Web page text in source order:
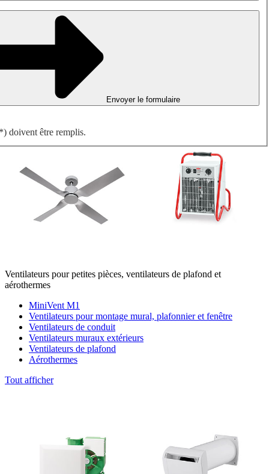
Ventilateurs pour petites pièces, ventilateurs de plafond et
aérothermes
MiniVent M1
Ventilateurs pour montage mural, plafonnier et fenêtre
Ventilateurs de conduit
Ventilateurs muraux extérieurs
Ventilateurs de plafond
Aérothermes
Tout afficher
Envoyer le formulaire
doivent être remplis.